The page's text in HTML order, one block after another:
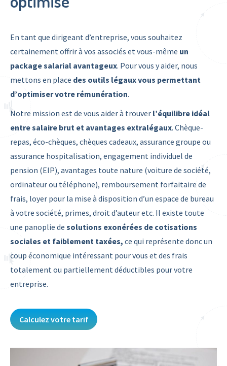
En tant que dirigeant d’entreprise, vous souhaitez
certainement offrir à vos associés et vous-même un
package salarial avantageux. Pour vous y aider, nous
mettons en place des outils légaux vous permettant
d’optimiser votre rémunération.
Notre mission est de vous aider à trouver l’équilibre idéal
entre salaire brut et avantages extralégaux. Chèque-
repas, éco-chèques, chèques cadeaux, assurance groupe ou
assurance hospitalisation, engagement individuel de
pension (EIP), avantages toute nature (voiture de société,
ordinateur ou téléphone), remboursement forfaitaire de
frais, loyer pour la mise à disposition d’un espace de bureau
à votre société, primes, droit d’auteur etc. Il existe toute
une panoplie de solutions exonérées de cotisations
sociales et faiblement taxées, ce qui représente donc un
coup économique intéressant pour vous et des frais
totalement ou partiellement déductibles pour votre
entreprise.
Calculez votre tarif